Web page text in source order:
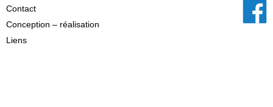
Contact
Conception – réalisation
Liens